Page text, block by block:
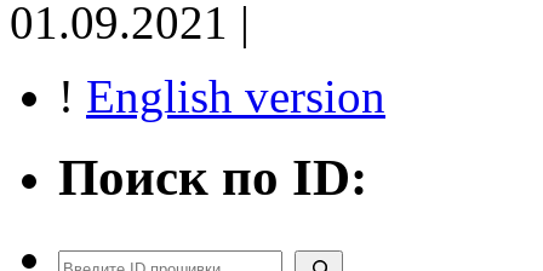
01.09.2021 |
! English version
Поиск по ID:
Поиск